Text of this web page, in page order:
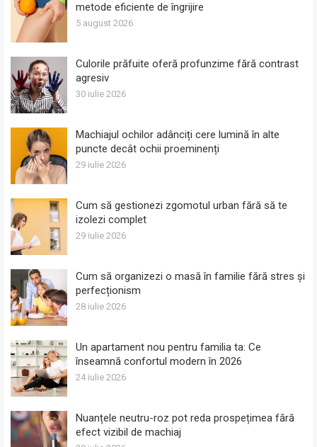
metode eficiente de îngrijire
5 august 2026
Culorile prăfuite oferă profunzime fără contrast
agresiv
30 iulie 2026
Machiajul ochilor adânciți cere lumină în alte
puncte decât ochii proeminenți
29 iulie 2026
Cum să gestionezi zgomotul urban fără să te
izolezi complet
29 iulie 2026
Cum să organizezi o masă în familie fără stres și
perfecționism
28 iulie 2026
Un apartament nou pentru familia ta: Ce
înseamnă confortul modern în 2026
24 iulie 2026
Nuanțele neutru-roz pot reda prospețimea fără
efect vizibil de machiaj